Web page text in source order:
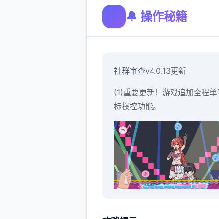
🔔 操作秘籍
社群审查v4.0.13更新
(1)重要更新！游戏追加全程单
标操控功能。